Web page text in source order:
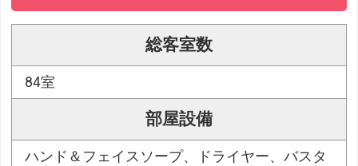
総客室数
84室
部屋設備
ハンド＆フェイスソープ、ドライヤー、バスタ